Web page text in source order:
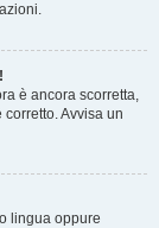
è ancora scorretta,
Avvisa un
lingua oppure